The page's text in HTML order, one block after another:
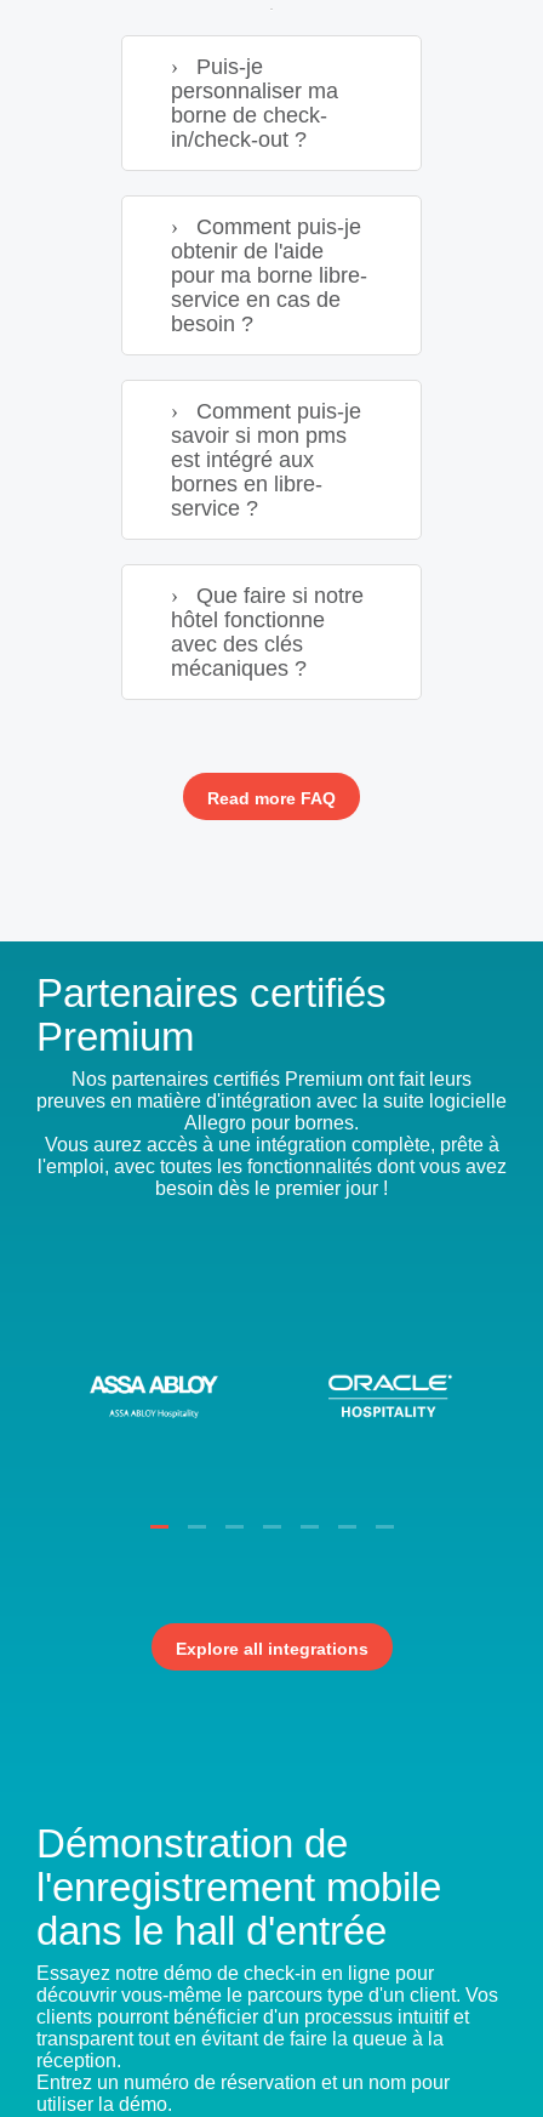
Puis-je
personnaliser ma
borne de check-
in/check-out ?
Comment puis-je
obtenir de l'aide
pour ma borne libre-
service en cas de
besoin ?
Comment puis-je
savoir si mon pms
est intégré aux
bornes en libre-
service ?
Que faire si notre
hôtel fonctionne
avec des clés
mécaniques ?
Read more FAQ
Partenaires certifiés
Premium
Nos partenaires certifiés Premium ont fait leurs
preuves en matière d'intégration avec la suite logicielle
Allegro pour bornes.
Vous aurez accès à une intégration complète, prête à
l'emploi, avec toutes les fonctionnalités dont vous avez
besoin dès le premier jour !
Explore all integrations
Démonstration de
l'enregistrement mobile
dans le hall d'entrée
Essayez notre démo de check-in en ligne pour
découvrir vous-même le parcours type d'un client. Vos
clients pourront bénéficier d'un processus intuitif et
transparent tout en évitant de faire la queue à la
réception.
Entrez un numéro de réservation et un nom pour
utiliser la démo.